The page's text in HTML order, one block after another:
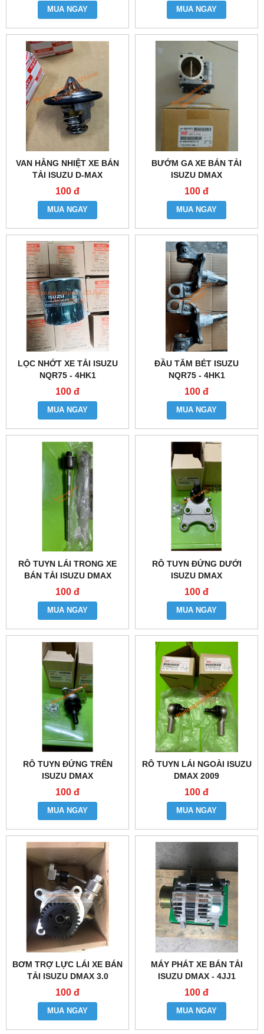
MUA NGAY MUA NGAY
VAN HẰNG NHIỆT XE BÁN
TẢI ISUZU D-MAX
100 đ
MUA NGAY
BƯỚM GA XE BÁN TẢI
ISUZU DMAX
100 đ
MUA NGAY
LỌC NHỚT XE TẢI ISUZU
NQR75 - 4HK1
100 đ
MUA NGAY
ĐẦU TĂM BÉT ISUZU
NQR75 - 4HK1
100 đ
MUA NGAY
RÔ TUYN LÁI TRONG XE
BÁN TẢI ISUZU DMAX
100 đ
MUA NGAY
RÔ TUYN ĐỨNG DƯỚI
ISUZU DMAX
100 đ
MUA NGAY
RÔ TUYN ĐỨNG TRÊN
ISUZU DMAX
100 đ
MUA NGAY
RÔ TUYN LÁI NGOÀI ISUZU
DMAX 2009
100 đ
MUA NGAY
BƠM TRỢ LỰC LÁI XE BÁN
TẢI ISUZU DMAX 3.0
100 đ
MUA NGAY
MÁY PHÁT XE BÁN TẢI
ISUZU DMAX - 4JJ1
100 đ
MUA NGAY